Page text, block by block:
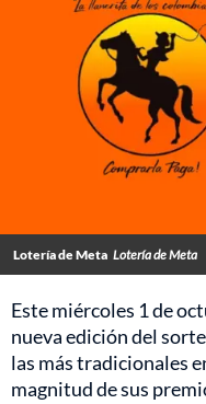
Lotería de Meta Lotería de Meta
Este miércoles 1 de
nueva edición del
las más tradicionales
magnitud de sus